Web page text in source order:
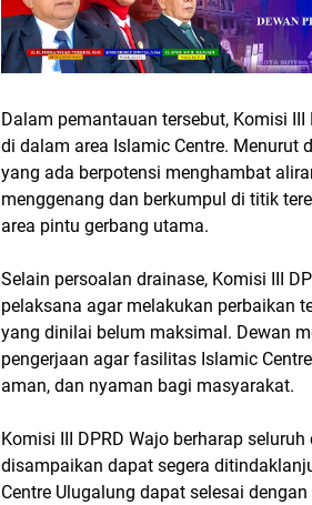
Dalam pemantauan tersebut, Komisi
di dalam area Islamic Centre. Menurut
yang ada berpotensi menghambat
menggenang dan berkumpul di titik
area pintu gerbang utama.
Selain persoalan drainase, Komisi III
pelaksana agar melakukan perbaikan
yang dinilai belum maksimal. Dewan
pengerjaan agar fasilitas Islamic
aman, dan nyaman bagi masyarakat.
Komisi III DPRD Wajo berharap
disampaikan dapat segera
Centre Ulugalung dapat selesai